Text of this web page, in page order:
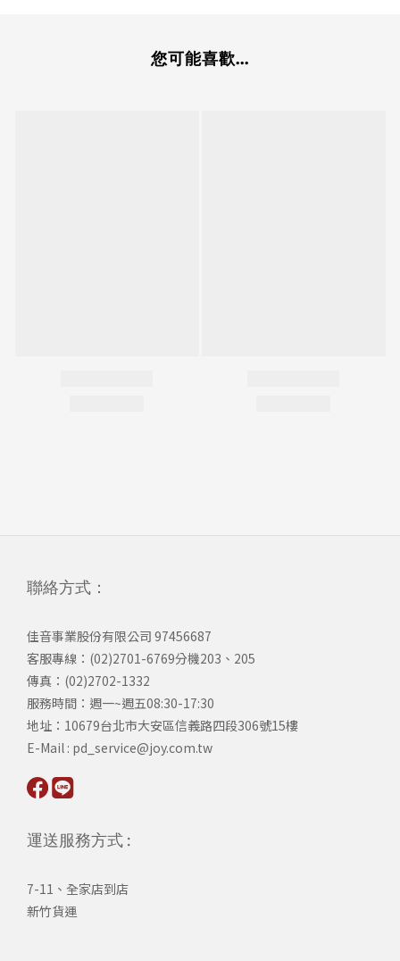
您可能喜歡...
聯絡方式：
佳音事業股份有限公司 97456687
客服專線：(02)2701-6769分機203、205
傳真：(02)2702-1332
服務時間：週一~週五08:30-17:30
​地址：10679台北市大安區信義路四段306號15樓
​E-Mail : pd_service@joy.com.tw
運送服務方式 :
7-11、全家店到店
新竹貨運